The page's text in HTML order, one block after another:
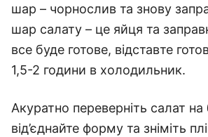
шар – чорнослив та знову
шар салату – це яйця та
все буде готове, відставте
1,5-2 години в холодильник.
Акуратно переверніть салат
від’єднайте форму та зніміть